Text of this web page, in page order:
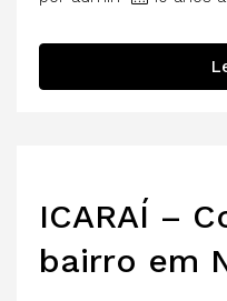
ICARAÍ –
bairro em